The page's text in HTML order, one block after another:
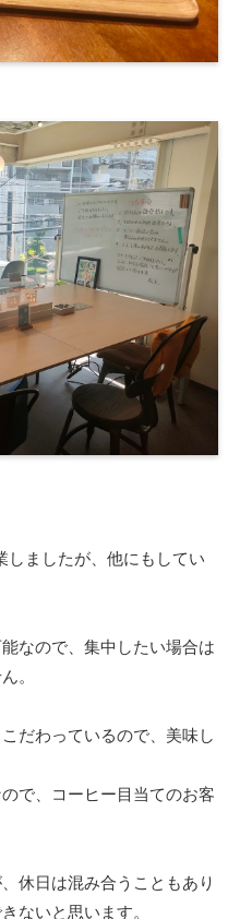
しましたが、他にもしてい
なので、集中したい場合は
。
だわっているので、美味し
で、コーヒー目当てのお客
休日は混み合うこともあり
ないと思います。